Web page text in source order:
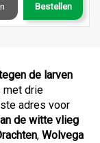
Bestellen
de larven
met drie
adres voor
de witte vlieg
, Wolvega